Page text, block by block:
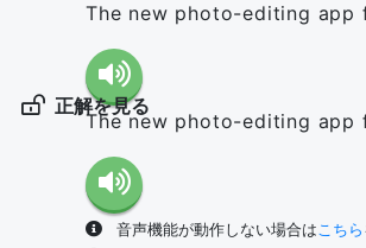
The new photo-editing app
正解を見る
The new photo-editing app
音声機能が動作しない場合はこちら